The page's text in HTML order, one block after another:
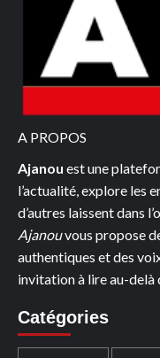
A PROPOS
Ajanou est une
l’actualité, explore les
d’autres laissent dans
Ajanouvous propose
authentiques et des
invitation à lire au-delà
Catégories